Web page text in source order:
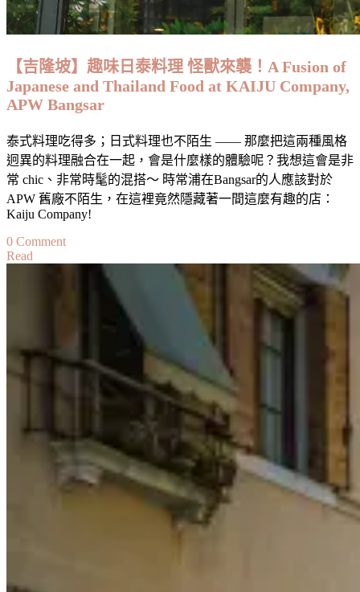
【吉隆坡】趣味日泰料理 怪獸來襲！A Fusion of
Japanese and Thailand Food at KAIJU Company,
APW Bangsar
泰式料理吃得多；日式料理也不陌生 —— 那麼把這兩種風格
迥異的料理融合在一起，會是什麼樣的體驗呢？我想這會是非
常 chic、非常時髦的混搭～ 時常浦在Bangsar的人應該對於
APW 舊廠不陌生，在這裡竟然隱藏著一間這麼有趣的店：
Kaiju Company!
0 Commenton
怪
獸
襲！
Read